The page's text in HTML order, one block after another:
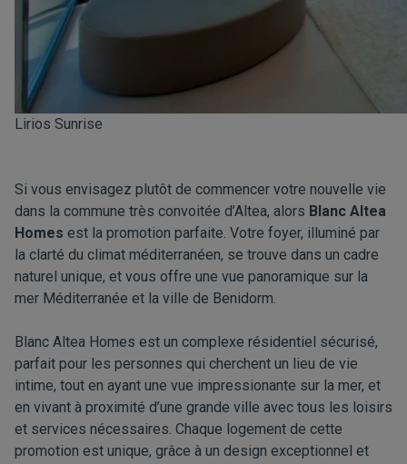
Lirios Sunrise
Si vous envisagez plutôt de commencer votre nouvelle vie
dans la commune très convoitée d’Altea, alors Blanc Altea
Homes est la promotion parfaite. Votre foyer, illuminé par
la clarté du climat méditerranéen, se trouve dans un cadre
naturel unique, et vous offre une vue panoramique sur la
mer Méditerranée et la ville de Benidorm.
Blanc Altea Homes est un complexe résidentiel sécurisé,
parfait pour les personnes qui cherchent un lieu de vie
intime, tout en ayant une vue impressionante sur la mer, et
en vivant à proximité d’une grande ville avec tous les loisirs
et services nécessaires. Chaque logement de cette
promotion est unique, grâce à un design exceptionnel et